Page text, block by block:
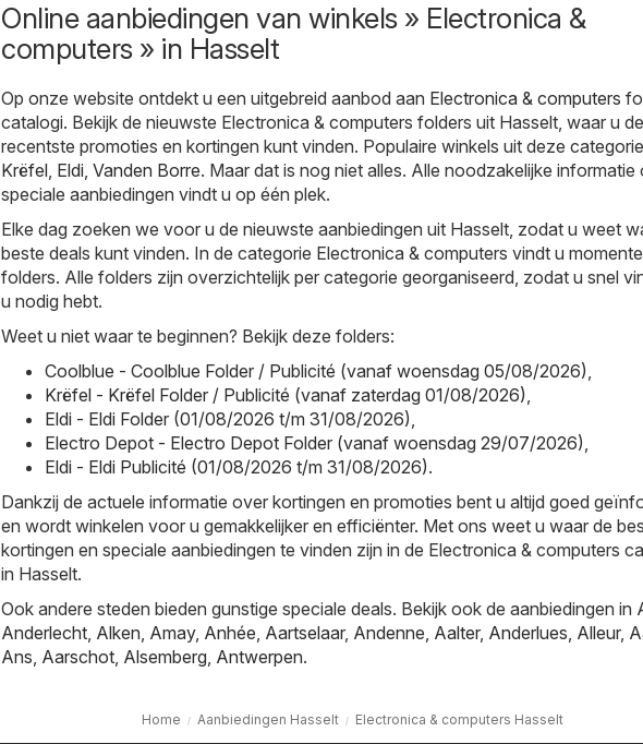
Online aanbiedingen van winkels » Electronica &
computers » in Hasselt
Op onze website ontdekt u een uitgebreid aanbod aan Electronica & computers
catalogi. Bekijk de nieuwste Electronica & computers folders uit Hasselt, waar u de
recentste promoties en kortingen kunt vinden. Populaire winkels uit deze
Krëfel, Eldi, Vanden Borre. Maar dat is nog niet alles. Alle noodzakelijke informatie
speciale aanbiedingen vindt u op één plek.
Elke dag zoeken we voor u de nieuwste aanbiedingen uit Hasselt, zodat u weet
beste deals kunt vinden. In de categorie Electronica & computers vindt u
folders. Alle folders zijn overzichtelijk per categorie georganiseerd, zodat u snel
u nodig hebt.
Weet u niet waar te beginnen? Bekijk deze folders:
Coolblue - Coolblue Folder / Publicité (vanaf woensdag 05/08/2026),
Krëfel - Krëfel Folder / Publicité (vanaf zaterdag 01/08/2026),
Eldi - Eldi Folder (01/08/2026 t/m 31/08/2026),
Electro Depot - Electro Depot Folder (vanaf woensdag 29/07/2026),
Eldi - Eldi Publicité (01/08/2026 t/m 31/08/2026).
Dankzij de actuele informatie over kortingen en promoties bent u altijd goed
en wordt winkelen voor u gemakkelijker en efficiënter. Met ons weet u waar de
kortingen en speciale aanbiedingen te vinden zijn in de Electronica & computers
in Hasselt.
Ook andere steden bieden gunstige speciale deals. Bekijk ook de aanbiedingen in
Anderlecht, Alken, Amay, Anhée, Aartselaar, Andenne, Aalter, Anderlues, Alleur,
Ans, Aarschot, Alsemberg, Antwerpen.
Home Aanbiedingen Hasselt Electronica & computers Hasselt